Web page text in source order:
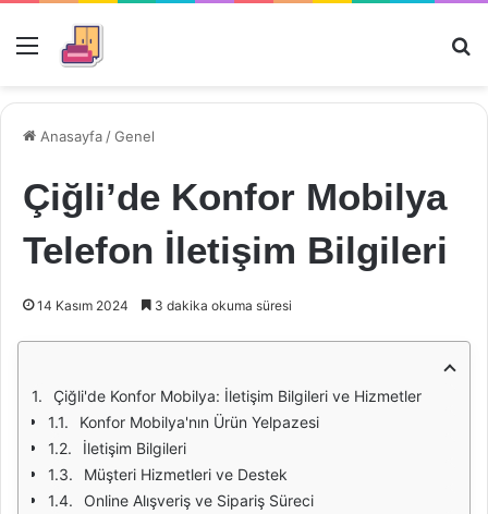
Menü
Anasayfa /Genel
Çiğli’de Konfor Mobilya
Telefon İletişim Bilgileri
14 Kasım 2024 3 dakika okuma süresi
Çiğli'de Konfor Mobilya: İletişim Bilgileri ve Hizmetler
Konfor Mobilya'nın Ürün Yelpazesi
İletişim Bilgileri
Müşteri Hizmetleri ve Destek
Online Alışveriş ve Sipariş Süreci